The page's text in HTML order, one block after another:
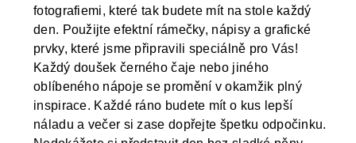
fotografiemi, které tak budete mít na stole každý
den. Použijte efektní rámečky, nápisy a grafické
prvky, které jsme připravili speciálně pro Vás!
Každý doušek černého čaje nebo jiného
oblíbeného nápoje se promění v okamžik plný
inspirace. Každé ráno budete mít o kus lepší
náladu a večer si zase dopřejte špetku odpočinku.